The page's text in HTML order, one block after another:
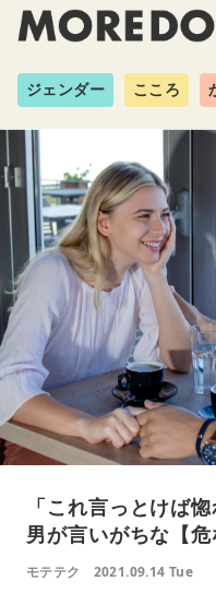
ジェンダー こころ
「これ言っとけば
男が言いがちな【
モテテク 2021.09.14 Tue